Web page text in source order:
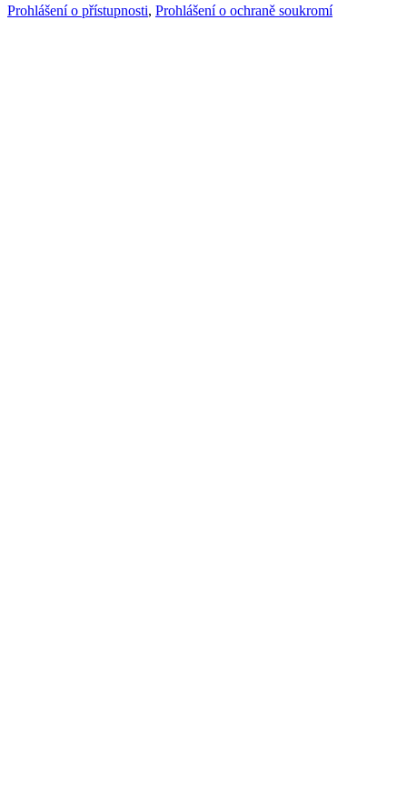
Prohlášení o přístupnosti, Prohlášení o ochraně soukromí